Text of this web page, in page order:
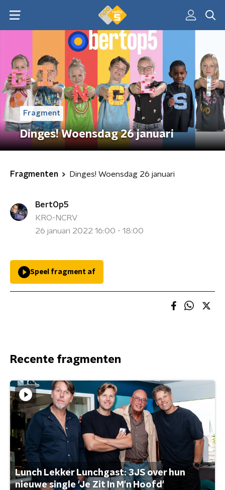
Fragment
Dinges! Woensdag 26 januari
Fragmenten Dinges! Woensdag 26 januari
BertOp5
KRO-NCRV
26 januari 2022 16:00 - 18:00
Speel fragment af
Recente fragmenten
Lunch Lekker Lunchgast: 3JS over hun
nieuwe single 'Je Zit In M'n Hoofd'